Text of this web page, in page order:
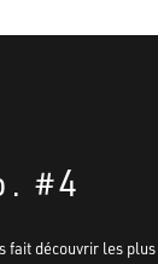
#4
fait découvrir les